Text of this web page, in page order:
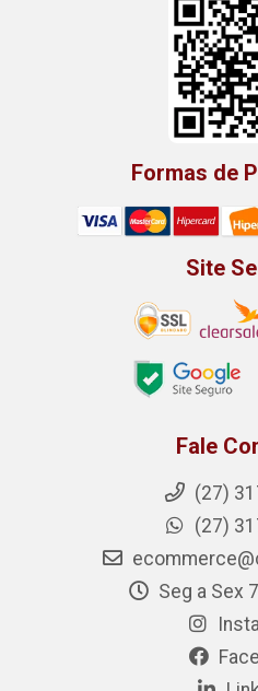
Formas de
Site
Fale
(27)
(27)
Seg a Sex